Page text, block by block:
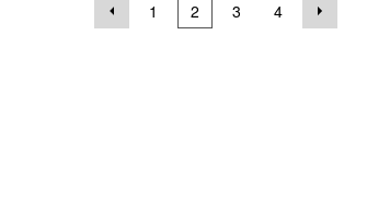
1 2 3 4